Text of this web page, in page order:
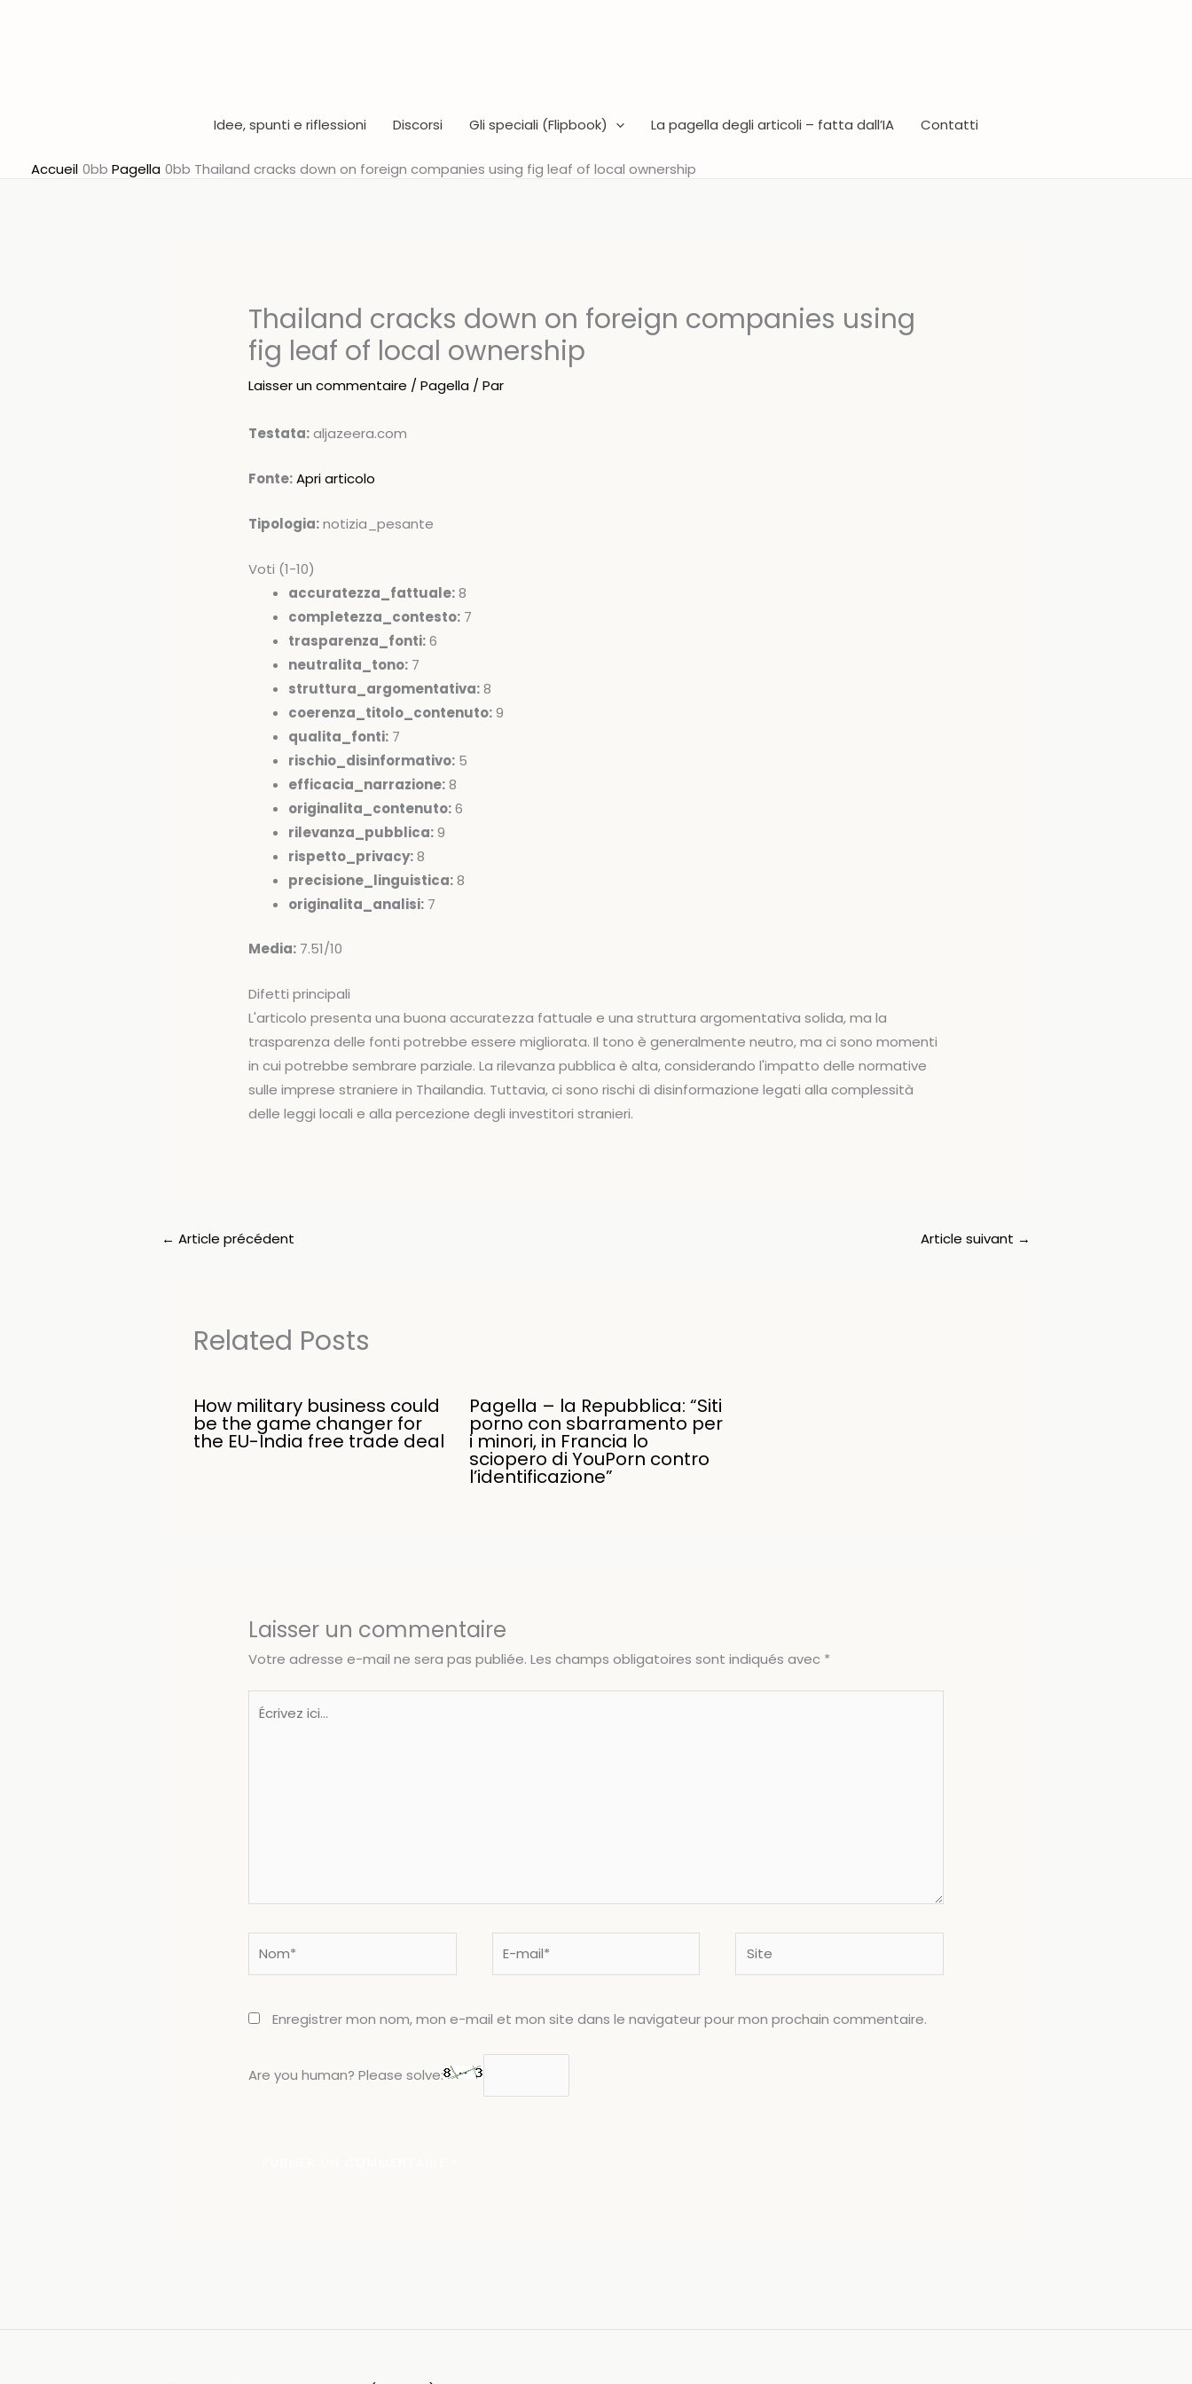
Idee, spunti e riflessioni Discorsi Gli speciali (Flipbook) La pagella degli articoli – fatta dall’IA Contatti
Accueil Pagella Thailand cracks down on foreign companies using fig leaf of local ownership
Thailand cracks down on foreign companies using
fig leaf of local ownership
Laisser un commentaire /Pagella / Par
Testata:aljazeera.com
Fonte:Apri articolo
Tipologia:notizia_pesante
Voti (1-10)
accuratezza_fattuale:8
completezza_contesto: 7
trasparenza_fonti:6
neutralita_tono: 7
struttura_argomentativa:8
coerenza_titolo_contenuto:9
qualita_fonti: 7
rischio_disinformativo: 5
efficacia_narrazione:8
originalita_contenuto:6
rilevanza_pubblica:9
rispetto_privacy:8
precisione_linguistica:8
originalita_analisi: 7
Media: 7.51/10
Difetti principali
L'articolo presenta una buona accuratezza fattuale e una struttura argomentativa solida, ma la
trasparenza delle fonti potrebbe essere migliorata. Il tono è generalmente neutro, ma ci sono momenti
in cui potrebbe sembrare parziale. La rilevanza pubblica è alta, considerando l'impatto delle normative
sulle imprese straniere in Thailandia. Tuttavia, ci sono rischi di disinformazione legati alla complessità
delle leggi locali e alla percezione degli investitori stranieri.
← Article précédent Article suivant →
Related Posts
How military business could
be the game changer for
the EU-India free trade deal
Pagella – la Repubblica: “Siti
porno con sbarramento per
i minori, in Francia lo
sciopero di YouPorn contro
l’identificazione”
Laisser un commentaire
Votre adresse e-mail ne sera pas publiée. Les champs obligatoires sont indiqués avec *
Enregistrer mon nom, mon e-mail et mon site dans le navigateur pour mon prochain commentaire.
Are you human? Please solve: